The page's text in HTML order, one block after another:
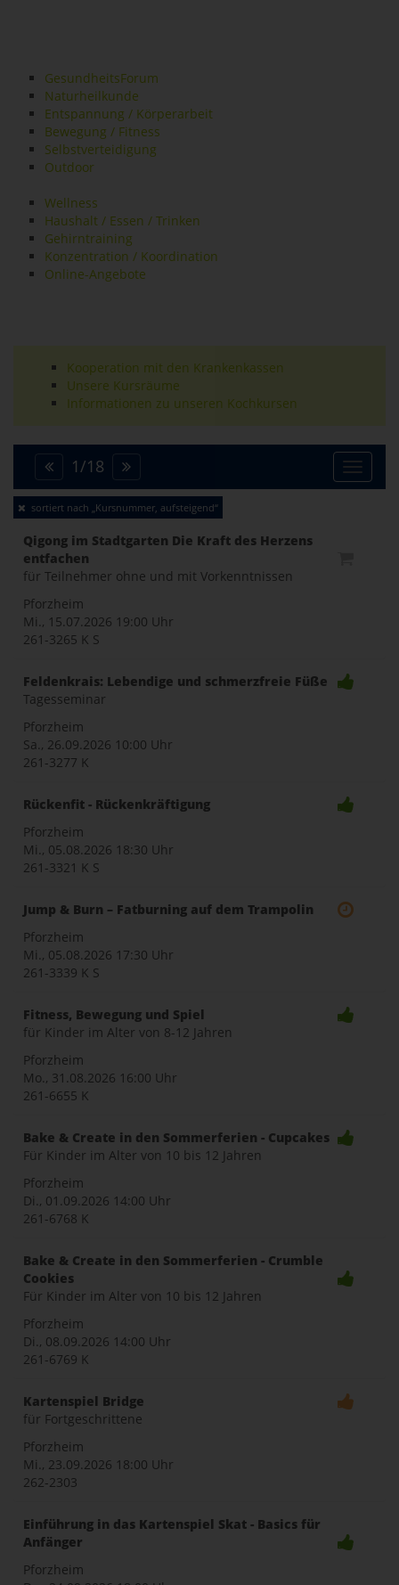
GesundheitsForum
Naturheilkunde
Entspannung / Körperarbeit
Bewegung / Fitness
Selbstverteidigung
Outdoor
Wellness
Haushalt / Essen / Trinken
Gehirntraining
Konzentration / Koordination
Online-Angebote
Kooperation mit den Krankenkassen
Unsere Kursräume
Informationen zu unseren Kochkursen
Toggle
1/18
sortiert nach „Kursnummer, aufsteigend“
Qigong im Stadtgarten Die Kraft des Herzens
entfachen
für Teilnehmer ohne und mit Vorkenntnissen
Pforzheim
Mi., 15.07.2026 19:00 Uhr
261-3265 K S
Feldenkrais: Lebendige und schmerzfreie Füße
Tagesseminar
Pforzheim
Sa., 26.09.2026 10:00 Uhr
261-3277 K
Rückenfit - Rückenkräftigung
Pforzheim
Mi., 05.08.2026 18:30 Uhr
261-3321 K S
Jump & Burn – Fatburning auf dem Trampolin
Pforzheim
Mi., 05.08.2026 17:30 Uhr
261-3339 K S
Fitness, Bewegung und Spiel
für Kinder im Alter von 8-12 Jahren
Pforzheim
Mo., 31.08.2026 16:00 Uhr
261-6655 K
Bake & Create in den Sommerferien - Cupcakes
Für Kinder im Alter von 10 bis 12 Jahren
Pforzheim
Di., 01.09.2026 14:00 Uhr
261-6768 K
Bake & Create in den Sommerferien - Crumble
Cookies
Für Kinder im Alter von 10 bis 12 Jahren
Pforzheim
Di., 08.09.2026 14:00 Uhr
261-6769 K
Kartenspiel Bridge
für Fortgeschrittene
Pforzheim
Mi., 23.09.2026 18:00 Uhr
262-2303
Einführung in das Kartenspiel Skat - Basics für
Anfänger
Pforzheim